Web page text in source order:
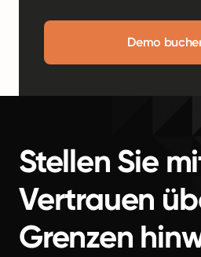
Demo
Stellen Sie
Vertrauen
Grenzen